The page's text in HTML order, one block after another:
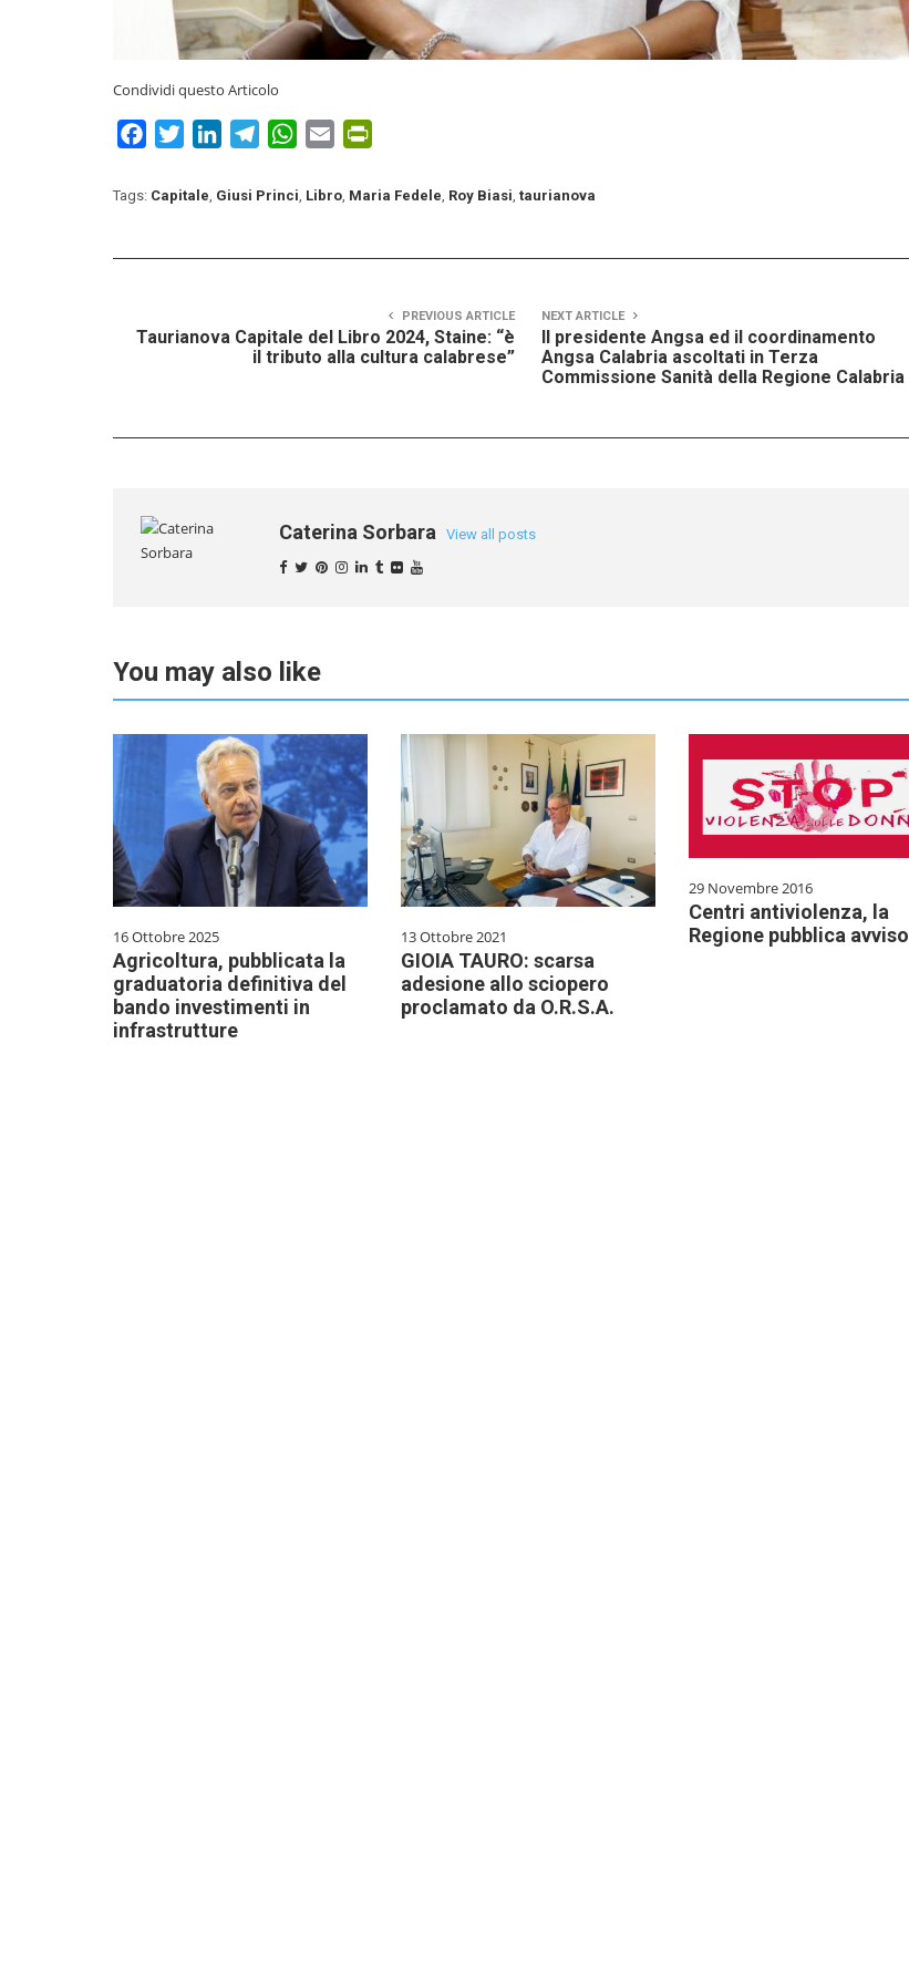
Condividi questo Articolo
FacebookTwitterLinkedInTelegramWhatsApp
Email
Tags: Capitale Giusi Princi Libro Maria Fedele Roy Biasi taurianova
PREVIOUS ARTICLE
Taurianova Capitale del Libro 2024, Staine: “è
il tributo alla cultura calabrese”
NEXT ARTICLE
Il presidente Angsa ed il coordinamento
Angsa Calabria ascoltati in Terza
Commissione Sanità della Regione Calabria
Caterina Sorbara View all posts
You may also like
16 Ottobre 2025
Agricoltura, pubblicata la
graduatoria definitiva del
bando investimenti in
infrastrutture
13 Ottobre 2021
GIOIA TAURO: scarsa
adesione allo sciopero
proclamato da O.R.S.A.
29 Novembre 2016
Centri antiviolenza, la
Regione pubblica avviso